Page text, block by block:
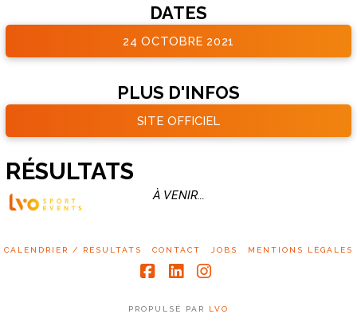
DATES
24 OCTOBRE 2021
PLUS D'INFOS
SITE OFFICIEL
RÉSULTATS
À VENIR...
CALENDRIER / RÉSULTATS CONTACT JOBS MENTIONS LÉGALES
PROPULSÉ PAR LVO